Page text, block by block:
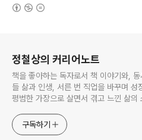
정철상의 커리어노트
책을 좋아하는 독자로서 책 이야기와,
들 삶과 인생, 서른 번 직업을 바꾸며 성
평범한 가장으로 살면서 겪고 느낀 삶의
고픈 커리어코치, 유튜브: 정교수의 인생
구독하기